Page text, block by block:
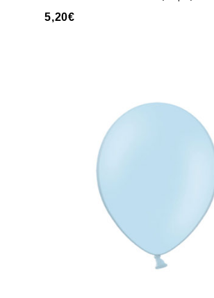
5,20€